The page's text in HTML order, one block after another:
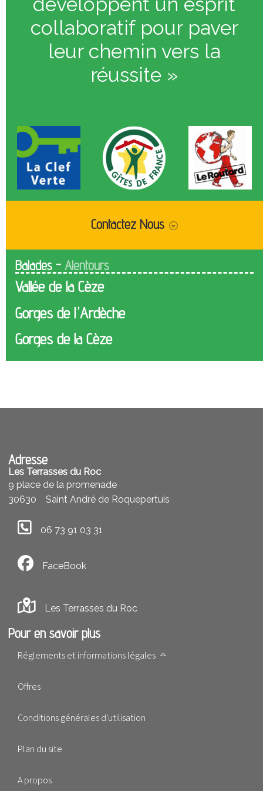
collaboratif pour paver
leur chemin vers la
réussite »
Contactez Nous
Adresse email
Message
Balades - Alentours
Vallée de la Cèze
Gorges de l'Ardèche
Gorges de la Cèze
Adresse
Les Terrasses du Roc
9 place de la promenade
30630
Saint André de Roquepertuis
06 73 91 03 31
FaceBook
Les Terrasses du Roc
Pour en savoir plus
Réglements et informations légales
Offres
Conditions générales d'utilisation
Plan du site
A propos